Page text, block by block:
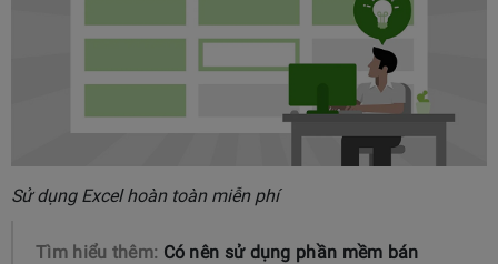
Sử dụng Excel hoàn toàn miễn phí
Tìm hiểu thêm: Có nên sử dụng phần mềm bán